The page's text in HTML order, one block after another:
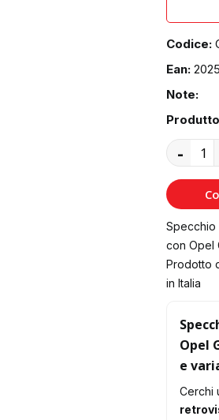
Codice:
Ean:
Note:
-
Specchio
con Opel
Prodotto
in Italia
Opel
e
Cerchi